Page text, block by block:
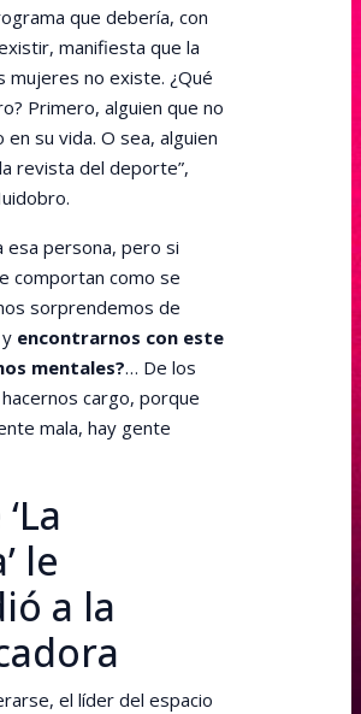
que debería, con
manifiesta que la
mujeres no existe. ¿Qué
Primero, alguien que no
su vida. O sea, alguien
revista del deporte”,
esa persona, pero si
comportan como se
sorprendemos de
encontrarnos con este
mentales?… De los
cargo, porque
mala, hay gente
le
a la
el líder del espacio